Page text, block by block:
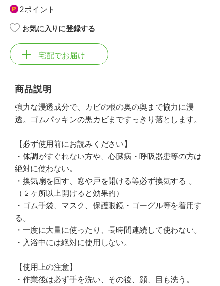
2ポイント
お気に入りに登録する
宅配でお届け
商品説明
強力な浸透成分で、カビの根の奥の奥まで協力に浸
透。ゴムパッキンの黒カビまですっきり落とします。
【必ず使用前にお読みください】
・体調がすぐれない方や、心臓病・呼吸器患等の方は
絶対に使わない。
・換気扇を回す、窓や戸を開ける等必ず換気する 。
（２ヶ所以上開けると効果的）
・ゴム手袋、マスク、保護眼鏡・ゴーグル等を着用す
る。
・一度に大量に使ったり、長時間連続して使わない。
・入浴中には絶対に使用しない。
【使用上の注意】
・作業後は必ず手を洗い、その後、顔、目も洗う。